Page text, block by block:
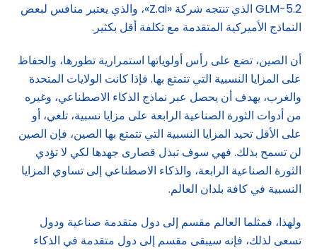
GLM-5.2 الذي تنتجه شركة «Z.ai»، والذي يعتبر منافس لبعض
النماذج الأميركية المتقدمة مع تكلفة أقل بكثير.
أن الصين، تضع على رأس أولوياتها استمرارية تطورها، والحفاظ
على المزايا النسبية التي تتمتع بها. فإذا كانت الولايات المتحدة
والغرب، يهدف أن يحصل عبر نماذج الذكاء الاصطناعي، وغيره
من أدوات الثورة الصناعية الرابعة على مزايا نسبية، تلغي، أو
على الأقل تحيد المزايا النسبية التي تتمتع بها الصين، فإن الصين
لن تسمح بذلك. فهي سوف تبذل قصارى جهدها لكي لا تؤدي
الثورة الصناعية الرابعة، والذكاء الاصطناعي إلى تساوي المزايا
النسبية في كافة بلدان العالم.
ولهذا، فمثلما العالم مقسم إلى دول متقدمة صناعية ودول
تسعى لذلك، فإنه سيبقى مقسم إلى دول متقدمة في الذكاء